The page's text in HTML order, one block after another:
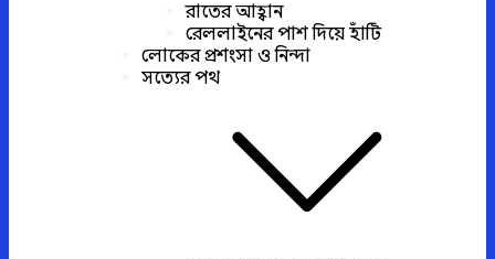
রাতের আহ্বান
রেললাইনের পাশ দিয়ে হাঁটি
লোকের প্রশংসা ও নিন্দা
সত্যের পথ